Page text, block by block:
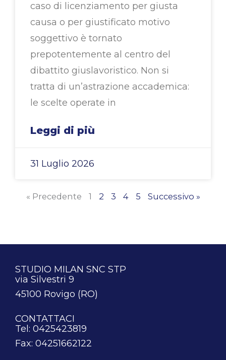
caso di licenziamento per giusta
causa o per giustificato motivo
soggettivo è tornato
prepotentemente al centro del
dibattito giuslavoristico. Non si
tratta di un’astrazione accademica:
le scelte operate in
Leggi di più
31 Luglio 2026
« Precedente 1 2 3 4 5 Successivo »
STUDIO MILAN SNC STP
via Silvestri 9
45100 Rovigo (RO)
CONTATTACI
Tel: 0425423819
Fax: 04251662122